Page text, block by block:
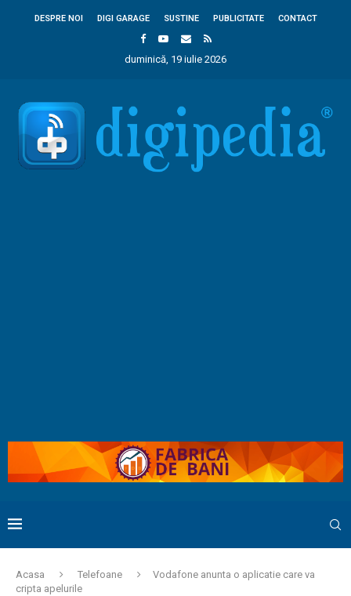
DESPRE NOI DIGI GARAGE SUSTINE PUBLICITATE CONTACT
duminică, 19 iulie 2026
Acasa Telefoane
Vodafone anunta o aplicatie care va
cripta apelurile